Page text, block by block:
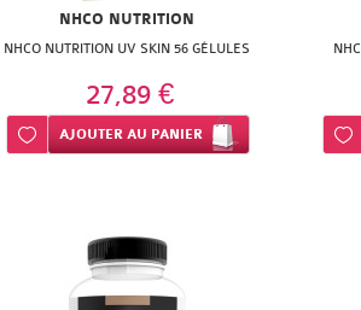
NHCO NUTRITION
NHCO NUTRITION UV SKIN 56 GÉLULES
27,89 €
Ajouter à ma liste d’envie
AJOUTERAU PANIER